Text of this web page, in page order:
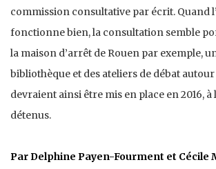
commission consultative par écrit. Quand
fonctionne bien, la consultation semble
la maison d’arrêt de Rouen par exemple,
bibliothèque et des ateliers de débat autour
devraient ainsi être mis en place en 2016, à
détenus.
Par Delphine Payen-Fourment et Cécile